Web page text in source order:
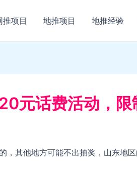
推项目 地推项目 地推经验
元话费活动，
，其他地方可能不出抽奖，山东地